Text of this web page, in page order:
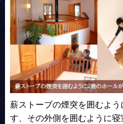
薪ストーブの煙突を囲むよ
す、その外側を囲むように